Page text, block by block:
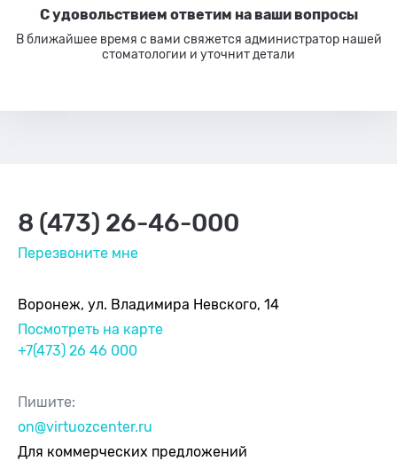
С удовольствием ответим на ваши вопросы
В ближайшее время с вами свяжется администратор нашей
стоматологии и уточнит детали
8 (473) 26-46-000
Перезвоните мне
Воронеж, ул. Владимира Невского, 14
Посмотреть на карте
+7(473) 26 46 000
Пишите:
on@virtuozcenter.ru
Для коммерческих предложений